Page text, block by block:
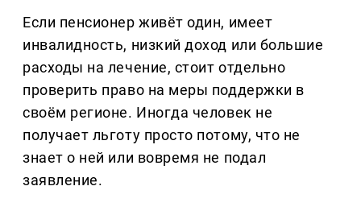
Если пенсионер живёт один, имеет
инвалидность, низкий доход или большие
расходы на лечение, стоит отдельно
проверить право на меры поддержки в
своём регионе. Иногда человек не
получает льготу просто потому, что не
знает о ней или вовремя не подал
заявление.